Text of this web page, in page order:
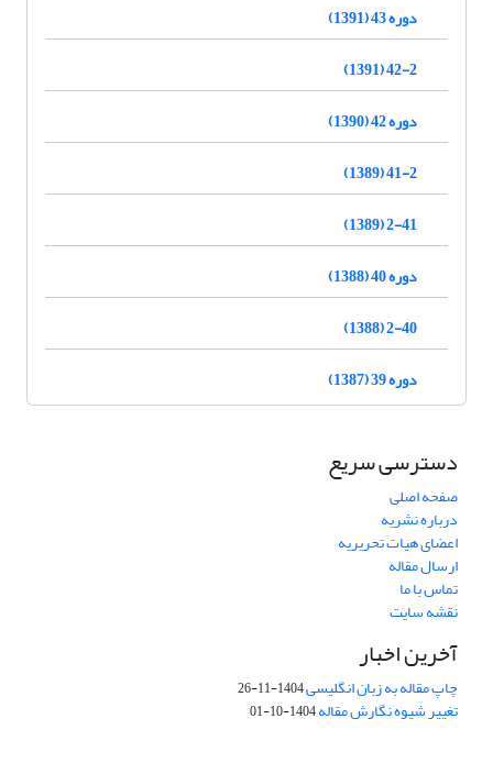
دوره 43 (1391)
42-2 (1391)
دوره 42 (1390)
41-2 (1389)
2-41 (1389)
دوره 40 (1388)
2-40 (1388)
دوره 39 (1387)
دسترسی سریع
صفحه اصلی
درباره نشریه
اعضای هیات تحریریه
ارسال مقاله
تماس با ما
نقشه سایت
آخرین اخبار
چاپ مقاله به زبان انگلیسی1404-11-26
تغییر شیوه نگارش مقاله1404-10-01